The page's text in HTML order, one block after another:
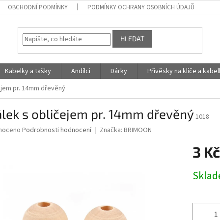
OBCHODNÍ PODMÍNKY PODMÍNKY OCHRANY OSOBNÍCH ÚDAJŮ
HLEDAT
Kabelky a tašky Andílci Dárky Přívěsky na klíče a
pr. 14mm dřevěný
s obličejem pr. 14mm dřevěný 1018
Podrobnosti hodnocení Značka: BRIMOON
3 Kč
cena: